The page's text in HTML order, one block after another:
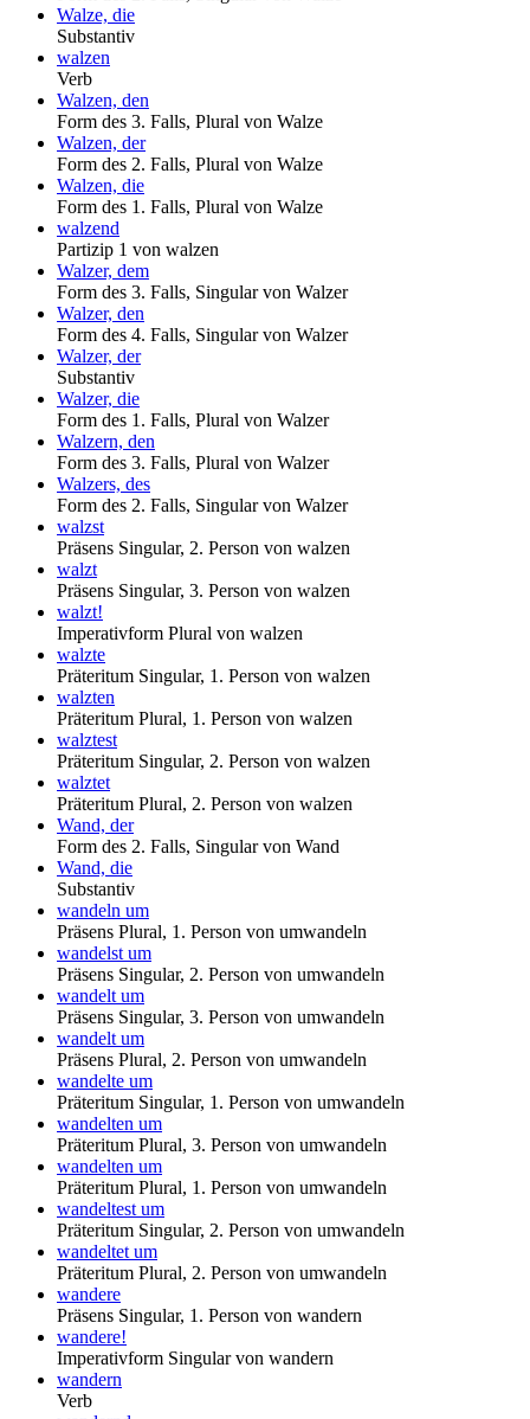
Walze, die
Substantiv
walzen
Verb
Walzen, den
Form des 3. Falls, Plural von Walze
Walzen, der
Form des 2. Falls, Plural von Walze
Walzen, die
Form des 1. Falls, Plural von Walze
walzend
Partizip 1 von walzen
Walzer, dem
Form des 3. Falls, Singular von Walzer
Walzer, den
Form des 4. Falls, Singular von Walzer
Walzer, der
Substantiv
Walzer, die
Form des 1. Falls, Plural von Walzer
Walzern, den
Form des 3. Falls, Plural von Walzer
Walzers, des
Form des 2. Falls, Singular von Walzer
walzst
Präsens Singular, 2. Person von walzen
walzt
Präsens Singular, 3. Person von walzen
walzt!
Imperativform Plural von walzen
walzte
Präteritum Singular, 1. Person von walzen
walzten
Präteritum Plural, 1. Person von walzen
walztest
Präteritum Singular, 2. Person von walzen
walztet
Präteritum Plural, 2. Person von walzen
Wand, der
Form des 2. Falls, Singular von Wand
Wand, die
Substantiv
wandeln um
Präsens Plural, 1. Person von umwandeln
wandelst um
Präsens Singular, 2. Person von umwandeln
wandelt um
Präsens Singular, 3. Person von umwandeln
wandelt um
Präsens Plural, 2. Person von umwandeln
wandelte um
Präteritum Singular, 1. Person von umwandeln
wandelten um
Präteritum Plural, 3. Person von umwandeln
wandelten um
Präteritum Plural, 1. Person von umwandeln
wandeltest um
Präteritum Singular, 2. Person von umwandeln
wandeltet um
Präteritum Plural, 2. Person von umwandeln
wandere
Präsens Singular, 1. Person von wandern
wandere!
Imperativform Singular von wandern
wandern
Verb